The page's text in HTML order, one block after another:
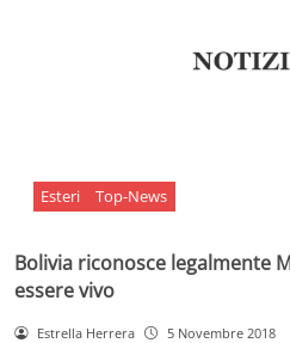
Esteri Top-News
Bolivia riconosce legalmente
essere vivo
Estrella Herrera 5 Novembre 2018